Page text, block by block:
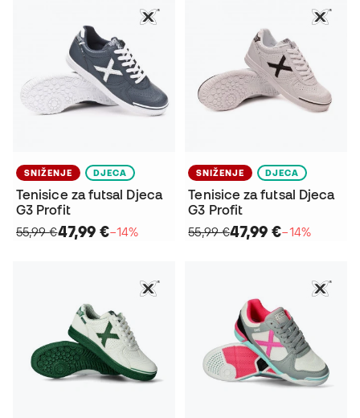
SNIŽENJE DJECA
Tenisice za futsal Djeca
G3 Profit
55,99 €47,99 €−14%
SNIŽENJE DJECA
Tenisice za futsal Djeca
G3 Profit
55,99 €47,99 €−14%